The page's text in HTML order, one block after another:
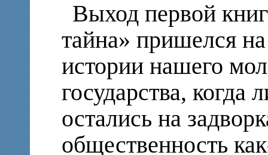
Выход первой
тайна» пришелся
истории нашего
государства, когда
остались на
общественность